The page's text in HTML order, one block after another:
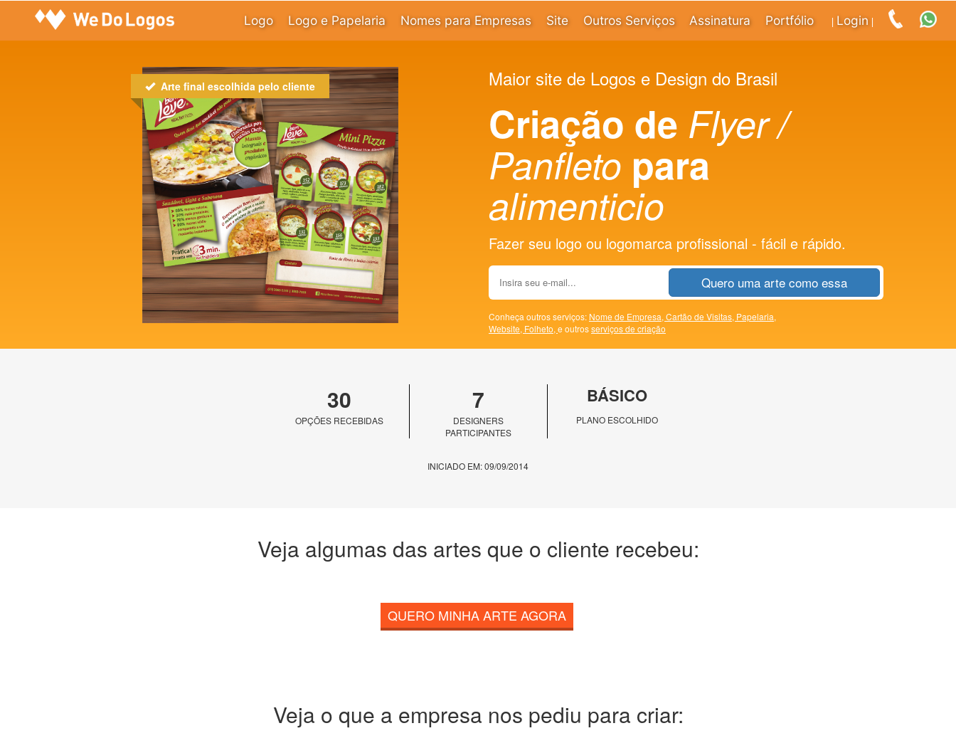
Logo Logo e Papelaria Nomes para Empresas Site Outros Serviços Assinatura Portfólio Login
Arte final escolhida pelo cliente Maior site de Logos e Design do Brasil
Criação de Flyer /
Panfleto para
alimenticio
Fazer seu logo ou logomarca profissional - fácil e rápido.
Quero uma arte como essa
Conheça outros serviços: Nome de Empresa, Cartão de Visitas, Papelaria,
Website, Folheto, e outrosserviços de criação
30
OPÇÕES RECEBIDAS
7
DESIGNERS
PARTICIPANTES
BÁSICO
PLANO ESCOLHIDO
INICIADO EM: 09/09/2014
Veja algumas das artes que o cliente recebeu:
QUERO MINHA ARTE AGORA
Veja o que a empresa nos pediu para criar: